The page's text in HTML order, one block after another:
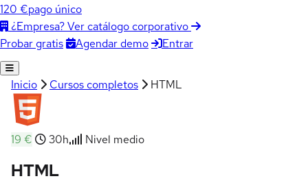
120 €pago único
¿Empresa? Ver catálogo corporativo
Probar gratis
Agendar demo Entrar
Inicio Cursos completos HTML
19 € 30h Nivel medio
HTML